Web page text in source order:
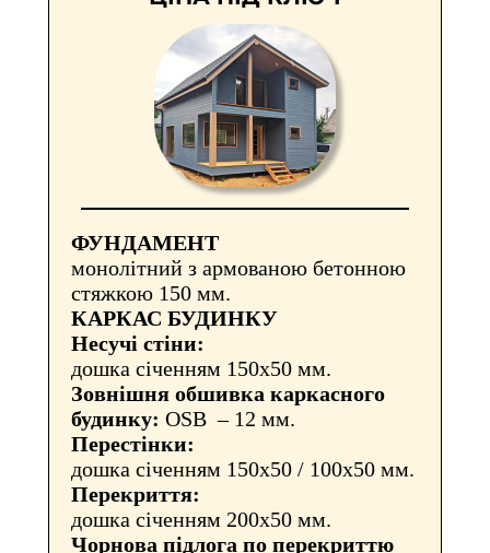
ФУНДАМЕНТ
монолітний з армованою бетонною
стяжкою 150 мм.
КАРКАС БУДИНКУ
Несучі стіни:
дошка січенням 150х50 мм.
Зовнішня обшивка каркасного
будинку: OSB – 12 мм.
Перестінки:
дошка січенням 150х50 / 100х50 мм.
Перекриття:
дошка січенням 200х50 мм.
Чорнова підлога по перекриттю